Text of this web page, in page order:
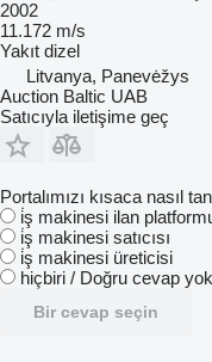
2002
11.172 m/s
Yakıt dizel
Litvanya, Panevėžys
Auction Baltic UAB
Satıcıyla iletişime geç
Portalımızı kısaca nasıl
i̇ş makinesi ilan
i̇ş makinesi satıcısı
i̇ş makinesi üreticisi
hiçbiri / Doğru cevap yok
Bir cevap seçin